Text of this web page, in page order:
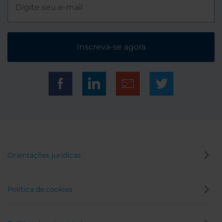
Inscreva-se agora
Orientações jurídicas
Política de cookies